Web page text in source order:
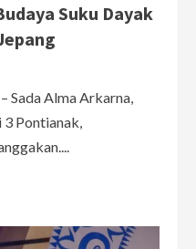
Suku Dayak
Sada Alma Arkarna,
3 Pontianak,